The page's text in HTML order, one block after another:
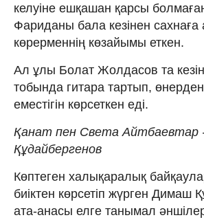
келуіне ешқашан қарсы
Фариданы бала кезінен
көрерменнің көзайымы еткен.
Ал ұлы Болат Жолдасов та
тобында гитара тартып,
еместігін көрсеткен еді.
Қанат пен Света Айтбаевтар
Құдайбергенов
Көптеген халықаралық
биіктен көрсетіп жүрген Димаш
ата-анасы елге танымал